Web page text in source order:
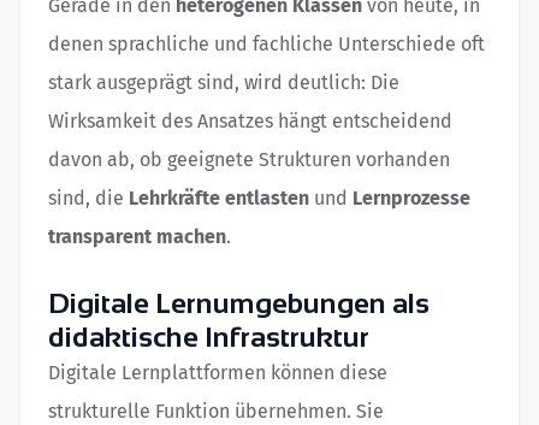
Gerade in den heterogenen Klassen von heute, in
denen sprachliche und fachliche Unterschiede oft
stark ausgeprägt sind, wird deutlich: Die
Wirksamkeit des Ansatzes hängt entscheidend
davon ab, ob geeignete Strukturen vorhanden
sind, die Lehrkräfte entlasten und Lernprozesse
transparent machen.
Digitale Lernumgebungen als
didaktische Infrastruktur
Digitale Lernplattformen können diese
strukturelle Funktion übernehmen. Sie